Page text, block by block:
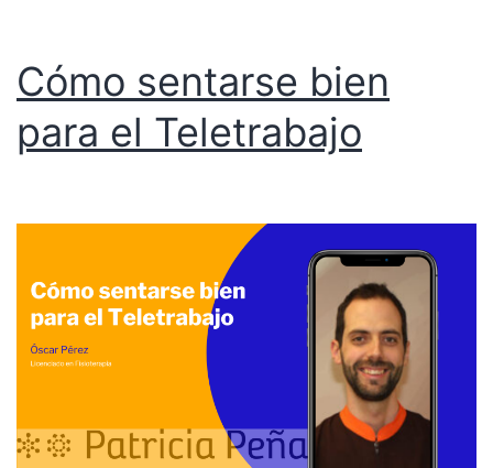
Cómo sentarse bien
para el Teletrabajo